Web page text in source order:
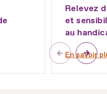
Relevez
et
au
En savoir